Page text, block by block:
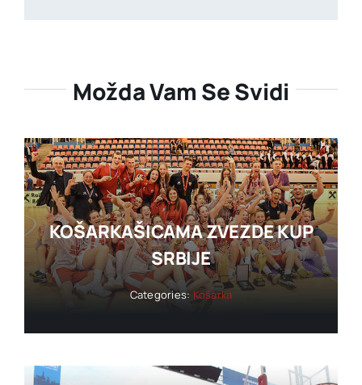
Možda Vam Se Svidi
KOŠARKAŠICAMA ZVEZDE KUP
SRBIJE
Categories: Košarka